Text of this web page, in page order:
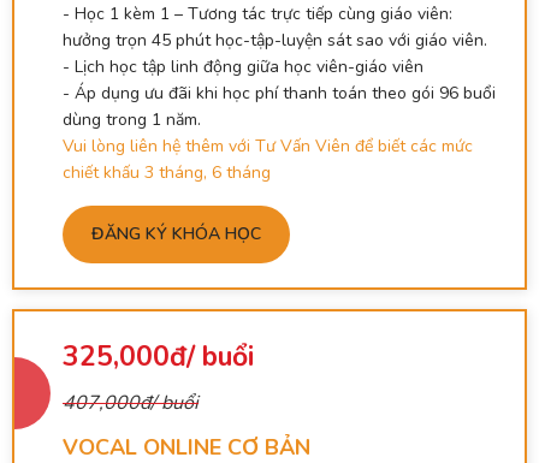
- Học 1 kèm 1 – Tương tác trực tiếp cùng giáo viên:
hưởng trọn 45 phút học-tập-luyện sát sao với giáo viên.
- Lịch học tập linh động giữa học viên-giáo viên
- Áp dụng ưu đãi khi học phí thanh toán theo gói 96 buổi
dùng trong 1 năm.
Vui lòng liên hệ thêm với Tư Vấn Viên để biết các mức
chiết khấu 3 tháng, 6 tháng
ĐĂNG KÝ KHÓA HỌC
325,000đ/ buổi
407,000đ/ buổi
VOCAL ONLINE CƠ BẢN